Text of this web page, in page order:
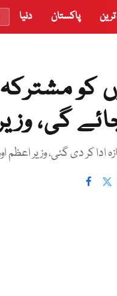
ترین پاکستان دنیا
کو
گی،
ادا کر دی گئی، وزیر